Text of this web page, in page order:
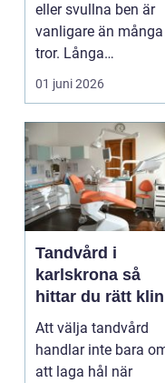
eller svullna ben är
vanligare än många
tror. Långa
arbetsdagar på hårda
golv, ...
01 juni 2026
Tandvård i
karlskrona så
hittar du rätt
för långsiktig
munhälsa
Att välja tandvård
handlar inte bara
att laga hål när